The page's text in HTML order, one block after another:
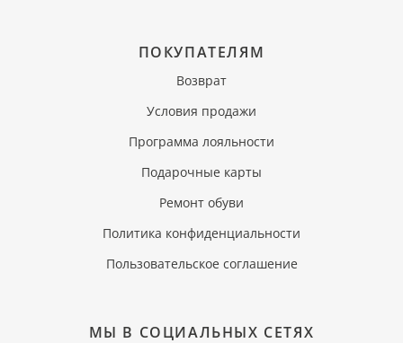
ПОКУПАТЕЛЯМ
Возврат
Условия продажи
Программа лояльности
Подарочные карты
Ремонт обуви
Политика конфиденциальности
Пользовательское соглашение
МЫ В СОЦИАЛЬНЫХ СЕТЯХ